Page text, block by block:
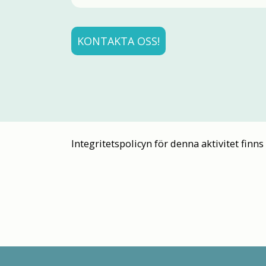
KONTAKTA OSS!
Integritetspolicyn för denna aktivitet finns